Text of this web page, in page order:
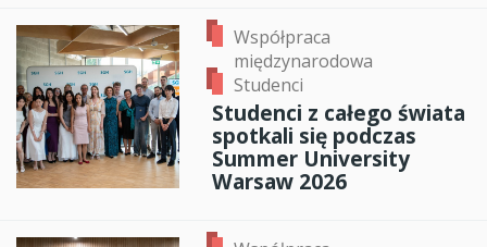
Współpraca
międzynarodowa
Studenci
Studenci z całego świata
spotkali się podczas
Summer University
Warsaw 2026